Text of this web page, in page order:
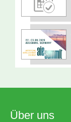
Über uns